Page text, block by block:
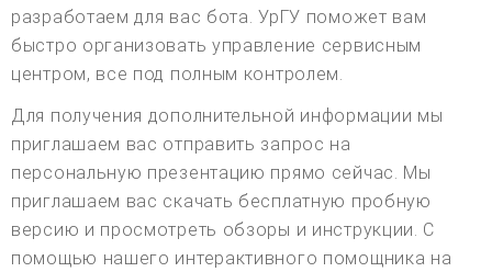
разработаем для вас бота. УрГУ поможет вам
быстро организовать управление сервисным
центром, все под полным контролем.
Для получения дополнительной информации мы
приглашаем вас отправить запрос на
персональную презентацию прямо сейчас. Мы
приглашаем вас скачать бесплатную пробную
версию и просмотреть обзоры и инструкции. С
помощью нашего интерактивного помощника на